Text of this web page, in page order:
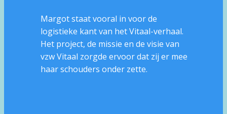
Margot staat vooral in voor de
logistieke kant van het Vitaal-verhaal.
Het project, de missie en de visie van
vzw Vitaal zorgde ervoor dat zij er mee
haar schouders onder zette.